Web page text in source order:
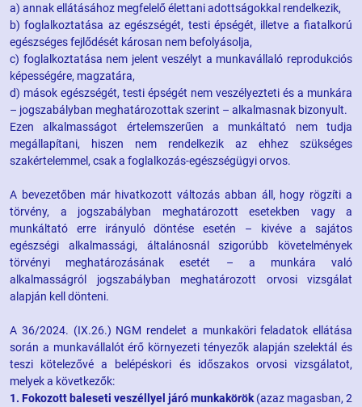
a) annak ellátásához megfelelő élettani adottságokkal rendelkezik,
b) foglalkoztatása az egészségét, testi épségét, illetve a fiatalkorú
egészséges fejlődését károsan nem befolyásolja,
c) foglalkoztatása nem jelent veszélyt a munkavállaló reprodukciós
képességére, magzatára,
d) mások egészségét, testi épségét nem veszélyezteti és a munkára
– jogszabályban meghatározottak szerint – alkalmasnak bizonyult.
Ezen alkalmasságot értelemszerűen a munkáltató nem tudja
megállapítani, hiszen nem rendelkezik az ehhez szükséges
szakértelemmel, csak a foglalkozás-egészségügyi orvos.
A bevezetőben már hivatkozott változás abban áll, hogy rögzíti a
törvény, a jogszabályban meghatározott esetekben vagy a
munkáltató erre irányuló döntése esetén – kivéve a sajátos
egészségi alkalmassági, általánosnál szigorúbb követelmények
törvényi meghatározásának esetét – a munkára való
alkalmasságról jogszabályban meghatározott orvosi vizsgálat
alapján kell dönteni.
A 36/2024. (IX.26.) NGM rendelet a munkaköri feladatok ellátása
során a munkavállalót érő környezeti tényezők alapján szelektál és
teszi kötelezővé a belépéskori és időszakos orvosi vizsgálatot,
melyek a következők:
1. Fokozott baleseti veszéllyel járó munkakörök(azaz magasban, 2